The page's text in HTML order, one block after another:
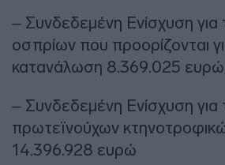
– Συνδεδεμένη Ενίσχυση για
οσπρίων που προορίζονται
κατανάλωση 8.369.025 ευρώ
– Συνδεδεμένη Ενίσχυση για
πρωτεϊνούχων
14.396.928 ευρώ